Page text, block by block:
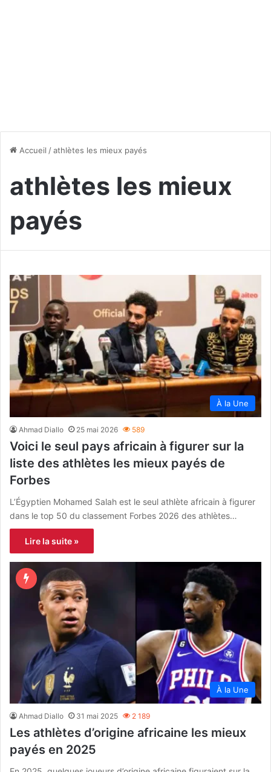
Accueil /athlètes les mieux payés
athlètes les mieux
payés
À la Une
Ahmad Diallo 25 mai 2026 589
Voici le seul pays africain à figurer sur la
liste des athlètes les mieux payés de
Forbes
L’Égyptien Mohamed Salah est le seul athlète africain à figurer
dans le top 50 du classement Forbes 2026 des athlètes…
Lire la suite »
À la Une
Ahmad Diallo 31 mai 2025 2 189
Les athlètes d’origine africaine les mieux
payés en 2025